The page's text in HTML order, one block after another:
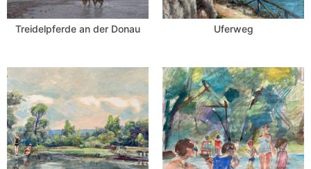
Treidelpferde an der Donau Uferweg